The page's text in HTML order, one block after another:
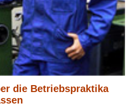
die Betriebspraktika